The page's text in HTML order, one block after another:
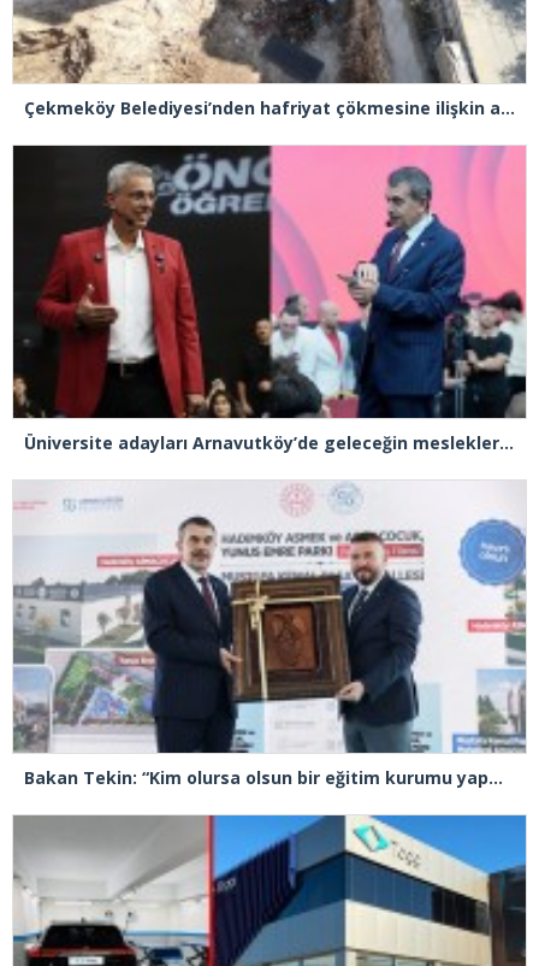
Çekmeköy Belediyesi’nden hafriyat çökmesine ilişkin açıklama
Üniversite adayları Arnavutköy’de geleceğin mesleklerini bakanlarla konuştu
Bakan Tekin: “Kim olursa olsun bir eğitim kurumu yapmak istiyorsa anayasal olarak bizimle beraber çalışmak zorundadır”